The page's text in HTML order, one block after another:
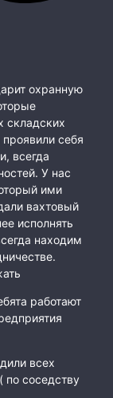
охранную
складских
себя
всегда
У нас
ими
вахтовый
исполнять
находим
работают
всех
по соседству